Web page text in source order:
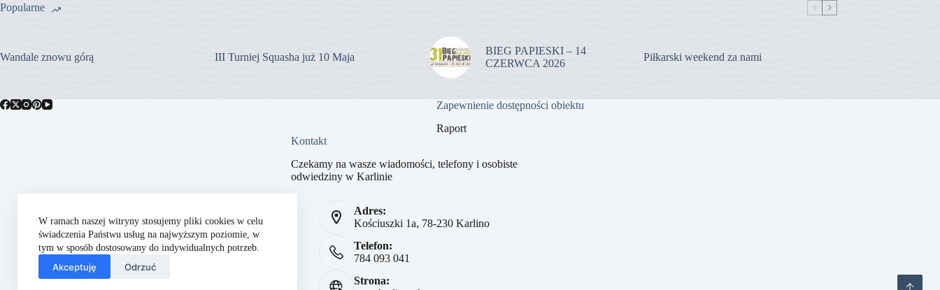
W ramach naszej witryny stosujemy pliki cookies w celu
świadczenia Państwu usług na najwyższym poziomie, w
tym w sposób dostosowany do indywidualnych potrzeb.
Akceptuję Odrzuć
Popularne
Wandale znowu górą III Turniej Squasha już 10 Maja
BIEG PAPIESKI – 14
CZERWCA 2026
Piłkarski weekend za nami
Zapewnienie dostępności obiektu
Raport
Kontakt
Czekamy na wasze wiadomości, telefony i osobiste
odwiedziny w Karlinie
Adres:
Kościuszki 1a, 78-230 Karlino
Telefon:
784 093 041
Strona: